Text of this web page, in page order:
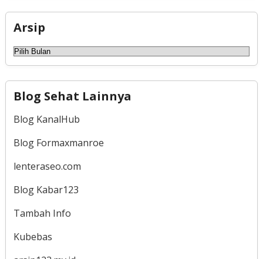
Arsip
Arsip
Blog Sehat Lainnya
Blog KanalHub
Blog Formaxmanroe
lenteraseo.com
Blog Kabar123
Tambah Info
Kubebas